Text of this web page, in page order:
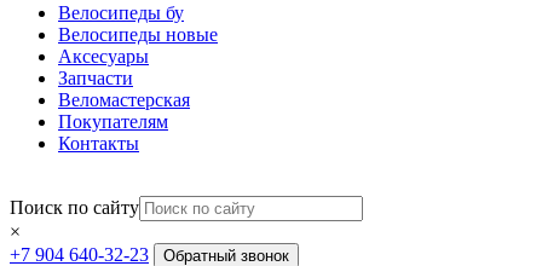
Велосипеды бу
Велосипеды новые
Аксесуары
Запчасти
Веломастерская
Покупателям
Контакты
Поиск по сайту
×
+7 904 640-32-23
Обратный звонок